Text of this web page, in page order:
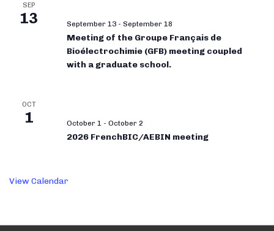
SEP
13 September 13 - September 18
Meeting of the Groupe Français de
Bioélectrochimie (GFB) meeting coupled
with a graduate school.
OCT
1 October 1 - October 2
2026 FrenchBIC/AEBIN meeting
View Calendar